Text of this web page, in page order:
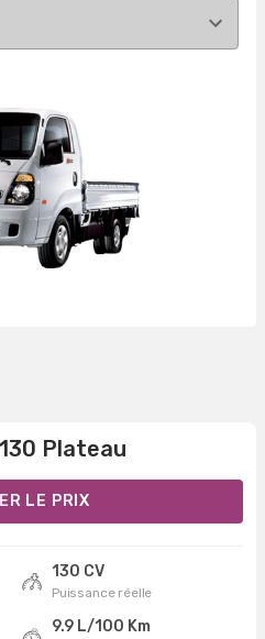
Plateau
LE PRIX
130 CV
Puissance réelle
9.9 L/100 Km